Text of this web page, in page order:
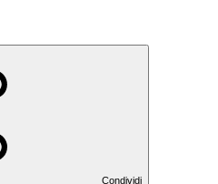
Condividi